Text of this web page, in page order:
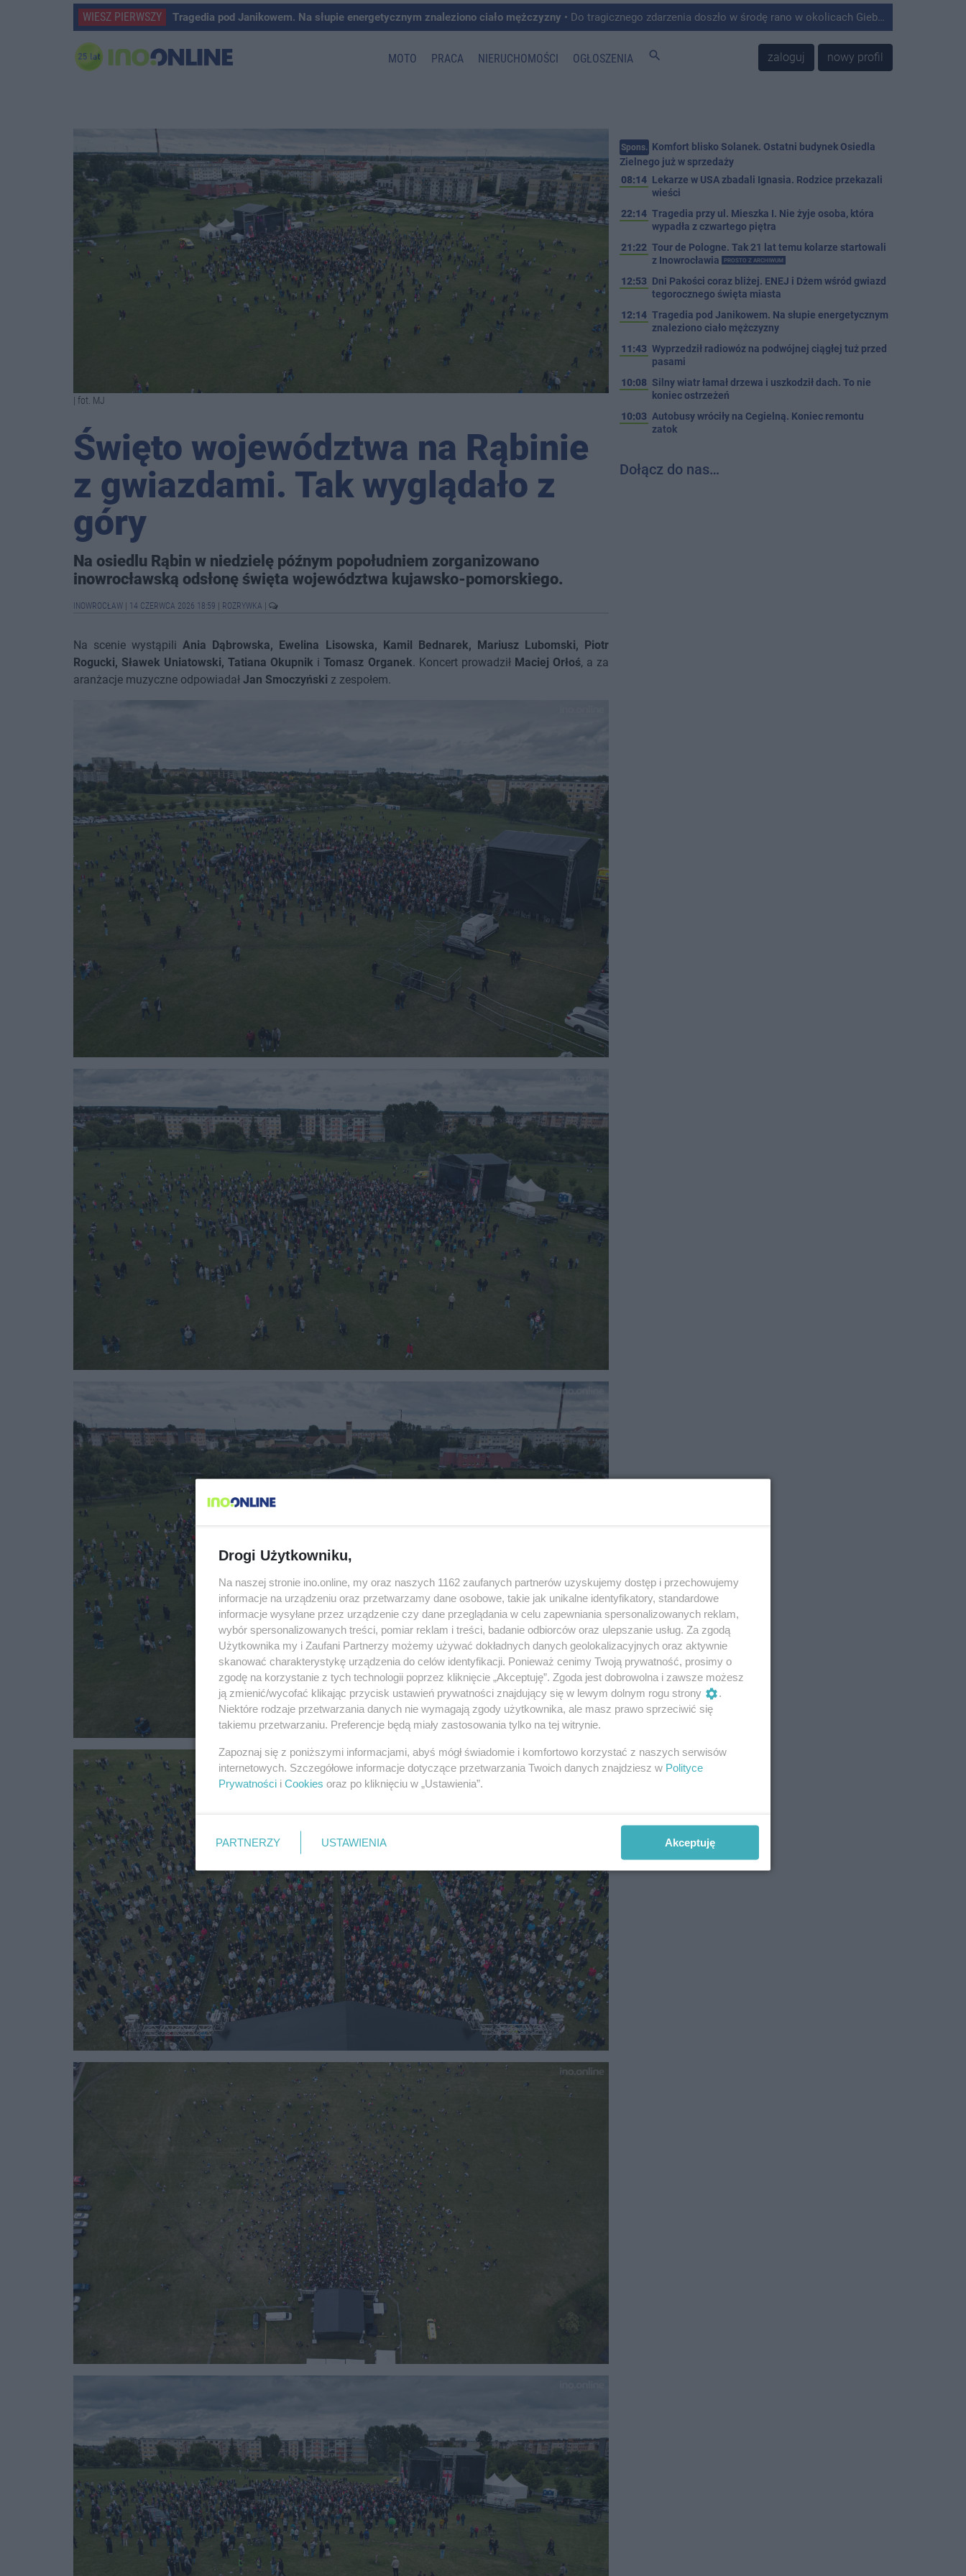
WIESZ PIERWSZY Tragedia pod Janikowem. Na słupie energetycznym znaleziono ciało mężczyzny • Do tragicznego zdarzenia doszło w środę rano w okolicach Giebni koło Janikowa. Wówczas na słupie energetycznym odnaleziono ciało mężczyzny.
MOTO PRACA NIERUCHOMOŚCI OGŁOSZENIA search zaloguj nowy profil
| fot. MJ
Święto województwa na Rąbinie
z gwiazdami. Tak wyglądało z
góry
Na osiedlu Rąbin w niedzielę późnym popołudniem zorganizowano
inowrocławską odsłonę święta województwa kujawsko-pomorskiego.
INOWROCŁAW 14 CZERWCA 2026 18:59 ROZRYWKA
Na scenie wystąpiliAnia Dąbrowska, Ewelina Lisowska, Kamil Bednarek, Mariusz Lubomski, Piotr
Rogucki, Sławek Uniatowski, Tatiana Okupnik iTomasz Organek. Koncert prowadził Maciej Orłoś, a za
aranżacje muzyczne odpowiadał Jan Smoczyński z zespołem.
Spons. Komfort blisko Solanek. Ostatni budynek Osiedla
Zielnego już w sprzedaży
08:14 Lekarze w USA zbadali Ignasia. Rodzice przekazali
wieści
22:14 Tragedia przy ul. Mieszka I. Nie żyje osoba, która
wypadła z czwartego piętra
21:22 Tour de Pologne. Tak 21 lat temu kolarze startowali
z Inowrocławia
PROSTO Z ARCHIWUM
12:53 Dni Pakości coraz bliżej. ENEJ i Dżem wśród gwiazd
tegorocznego święta miasta
12:14 Tragedia pod Janikowem. Na słupie energetycznym
znaleziono ciało mężczyzny
11:43 Wyprzedził radiowóz na podwójnej ciągłej tuż przed
pasami
10:08 Silny wiatr łamał drzewa i uszkodził dach. To nie
koniec ostrzeżeń
10:03 Autobusy wróciły na Cegielną. Koniec remontu
zatok
Dołącz do nas…
Drogi Użytkowniku,
Na naszej stronie ino.online, my oraz naszych 1162 zaufanych partnerów uzyskujemy dostęp i przechowujemy
informacje na urządzeniu oraz przetwarzamy dane osobowe, takie jak unikalne identyfikatory, standardowe
informacje wysyłane przez urządzenie czy dane przeglądania w celu zapewniania spersonalizowanych reklam,
wybór spersonalizowanych treści, pomiar reklam i treści, badanie odbiorców oraz ulepszanie usług. Za zgodą
Użytkownika my i Zaufani Partnerzy możemy używać dokładnych danych geolokalizacyjnych oraz aktywnie
skanować charakterystykę urządzenia do celów identyfikacji. Ponieważ cenimy Twoją prywatność, prosimy o
zgodę na korzystanie z tych technologii poprzez kliknięcie „Akceptuję”. Zgoda jest dobrowolna i zawsze możesz
ją zmienić/wycofać klikając przycisk ustawień prywatności znajdujący się w lewym dolnym rogu strony
.
Niektóre rodzaje przetwarzania danych nie wymagają zgody użytkownika, ale masz prawo sprzeciwić się
takiemu przetwarzaniu. Preferencje będą miały zastosowania tylko na tej witrynie.
Zapoznaj się z poniższymi informacjami, abyś mógł świadomie i komfortowo korzystać z naszych serwisów
internetowych. Szczegółowe informacje dotyczące przetwarzania Twoich danych znajdziesz w Polityce
Prywatności i Cookies oraz po kliknięciu w „Ustawienia”.
PARTNERZY USTAWIENIA Akceptuję